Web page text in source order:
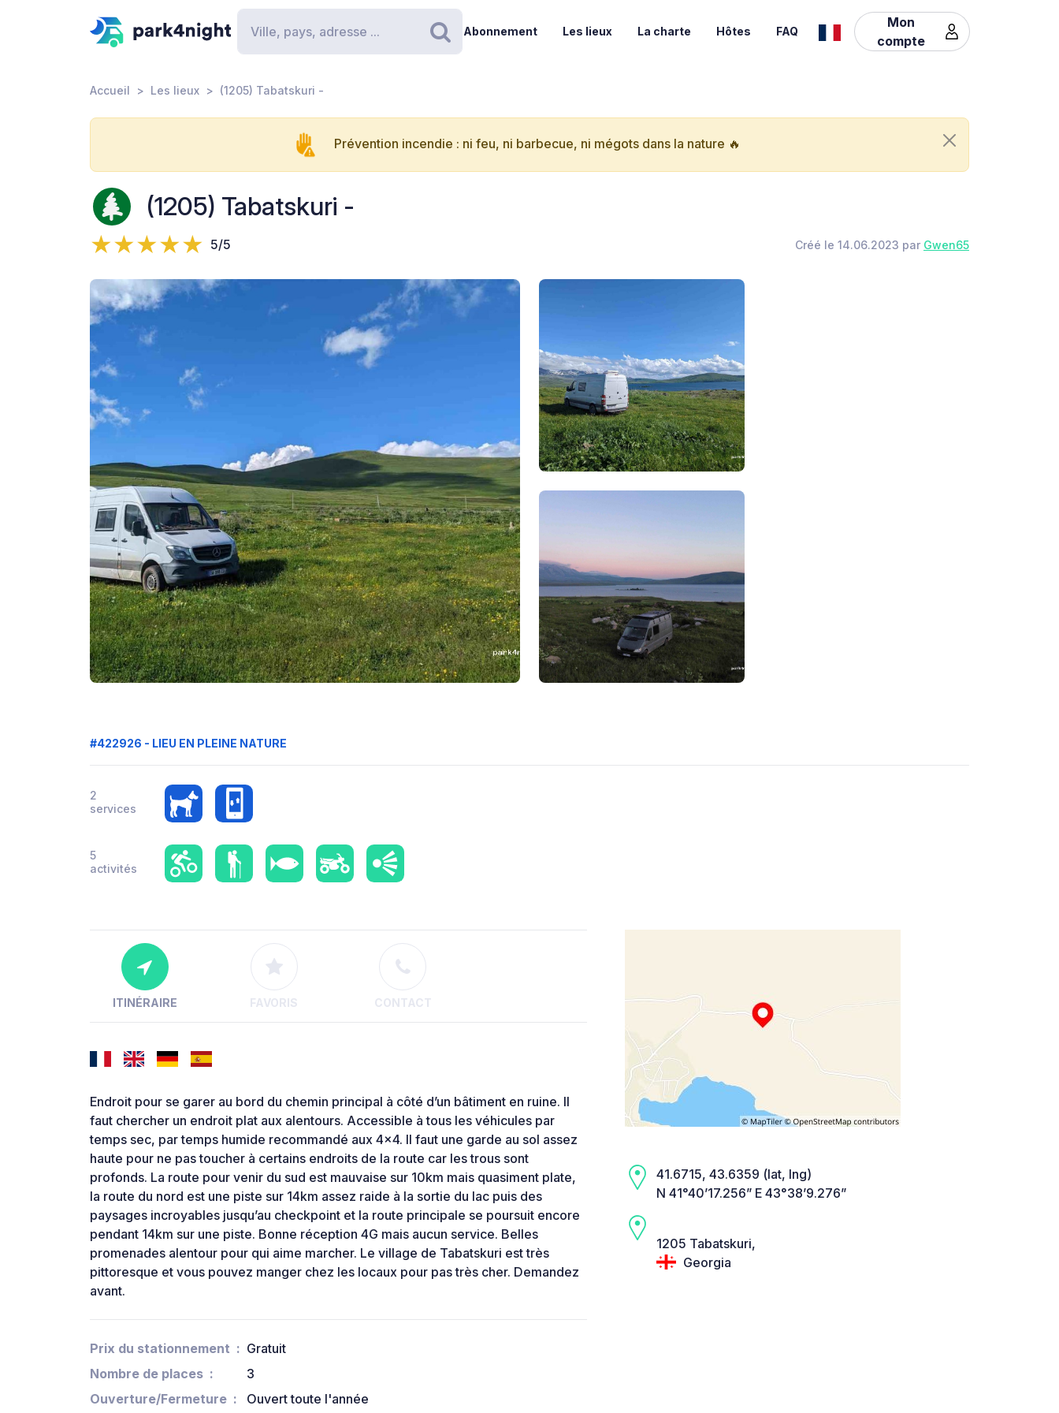
Rechercher
Abonnement Les lieux La charte Hôtes FAQ
Mon
compte
Accueil Les lieux (1205) Tabatskuri -
Prévention incendie : ni feu, ni barbecue, ni mégots dans la nature 🔥
(1205) Tabatskuri -
5/5 Créé le 14.06.2023 par Gwen65
#422926 - LIEU EN PLEINE NATURE
2
services
5
activités
ITINÉRAIRE FAVORIS CONTACT
Endroit pour se garer au bord du chemin principal à côté d’un bâtiment en ruine. Il
faut chercher un endroit plat aux alentours. Accessible à tous les véhicules par
temps sec, par temps humide recommandé aux 4x4. Il faut une garde au sol assez
haute pour ne pas toucher à certains endroits de la route car les trous sont
profonds. La route pour venir du sud est mauvaise sur 10km mais quasiment plate,
la route du nord est une piste sur 14km assez raide à la sortie du lac puis des
paysages incroyables jusqu’au checkpoint et la route principale se poursuit encore
pendant 14km sur une piste. Bonne réception 4G mais aucun service. Belles
promenades alentour pour qui aime marcher. Le village de Tabatskuri est très
pittoresque et vous pouvez manger chez les locaux pour pas très cher. Demandez
avant.
Prix du stationnement
Gratuit
Nombre de places
3
Ouverture/Fermeture
Ouvert toute l'année
41.6715, 43.6359 (lat, lng)
N 41°40’17.256” E 43°38’9.276”
1205 Tabatskuri,
Georgia